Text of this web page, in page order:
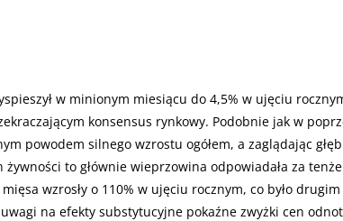
w minionym miesiącu do 4,5% w ujęciu
konsensus rynkowy. Podobnie jak w
powodem silnego wzrostu ogółem, a zaglądając
żywności to głównie wieprzowina odpowiadała za
wzrosły o 110% w ujęciu rocznym, co było
na efekty substytucyjne pokaźne zwyżki cen